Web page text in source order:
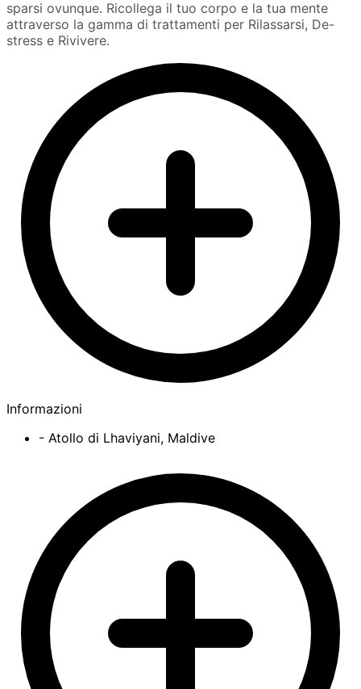
sparsi ovunque. Ricollega il tuo corpo e la tua mente
attraverso la gamma di trattamenti per Rilassarsi, De-
stress e Rivivere.
Informazioni
- Atollo di Lhaviyani, Maldive